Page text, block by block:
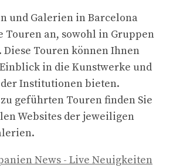
und Galerien in Barcelona
Touren an, sowohl in Gruppen
Diese Touren können Ihnen
in die Kunstwerke und
Institutionen bieten.
geführten Touren finden Sie
Websites der jeweiligen
News - Live Neuigkeiten